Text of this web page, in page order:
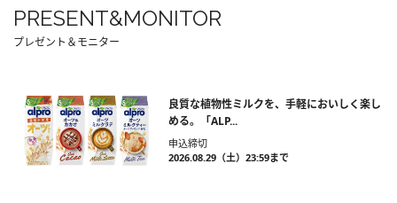
PRESENT&MONITOR
プレゼント＆モニター
良質な植物性ミルクを、手軽においしく楽し
める。「ALP...
申込締切
2026.08.29（土）23:59まで